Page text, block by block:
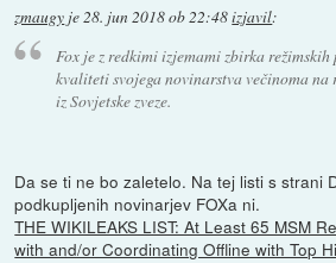
zmaugy je28. jun 2018 ob 22:48izjavil:
Fox je z redkimi izjemami zbirka režimskih
kvaliteti svojega novinarstva večinoma na
iz Sovjetske zveze.
Da se ti ne bo zaletelo. Na tej listi s strani
podkupljenih novinarjev FOXa ni.
THE WIKILEAKS LIST: At Least 65 MSM
with and/or Coordinating Offline with Top